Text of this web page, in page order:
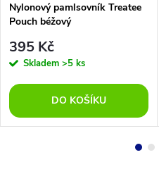
Nylonový pamlsovník Treatee
Pouch béžový
395 Kč
Skladem >5 ks
DO KOŠÍKU